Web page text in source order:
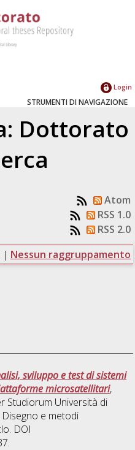
Login
STRUMENTI DI NAVIGAZIONE
Dottorato
Atom
RSS 1.0
RSS 2.0
| Nessun raggruppamento
sviluppo e test di sistemi
microsatellitari,
Studiorum Università di
Disegno e metodi
DOI